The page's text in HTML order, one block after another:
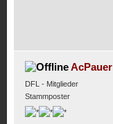
AcPauer
DFL - Mitglieder
Stammposter